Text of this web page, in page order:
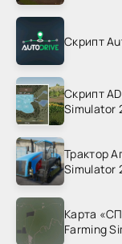
Скрипт
Скрипт
Simulator
Трактор
Simulator
Карта
Farming